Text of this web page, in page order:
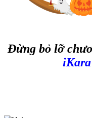
Đừng bỏ lỡ
iKara